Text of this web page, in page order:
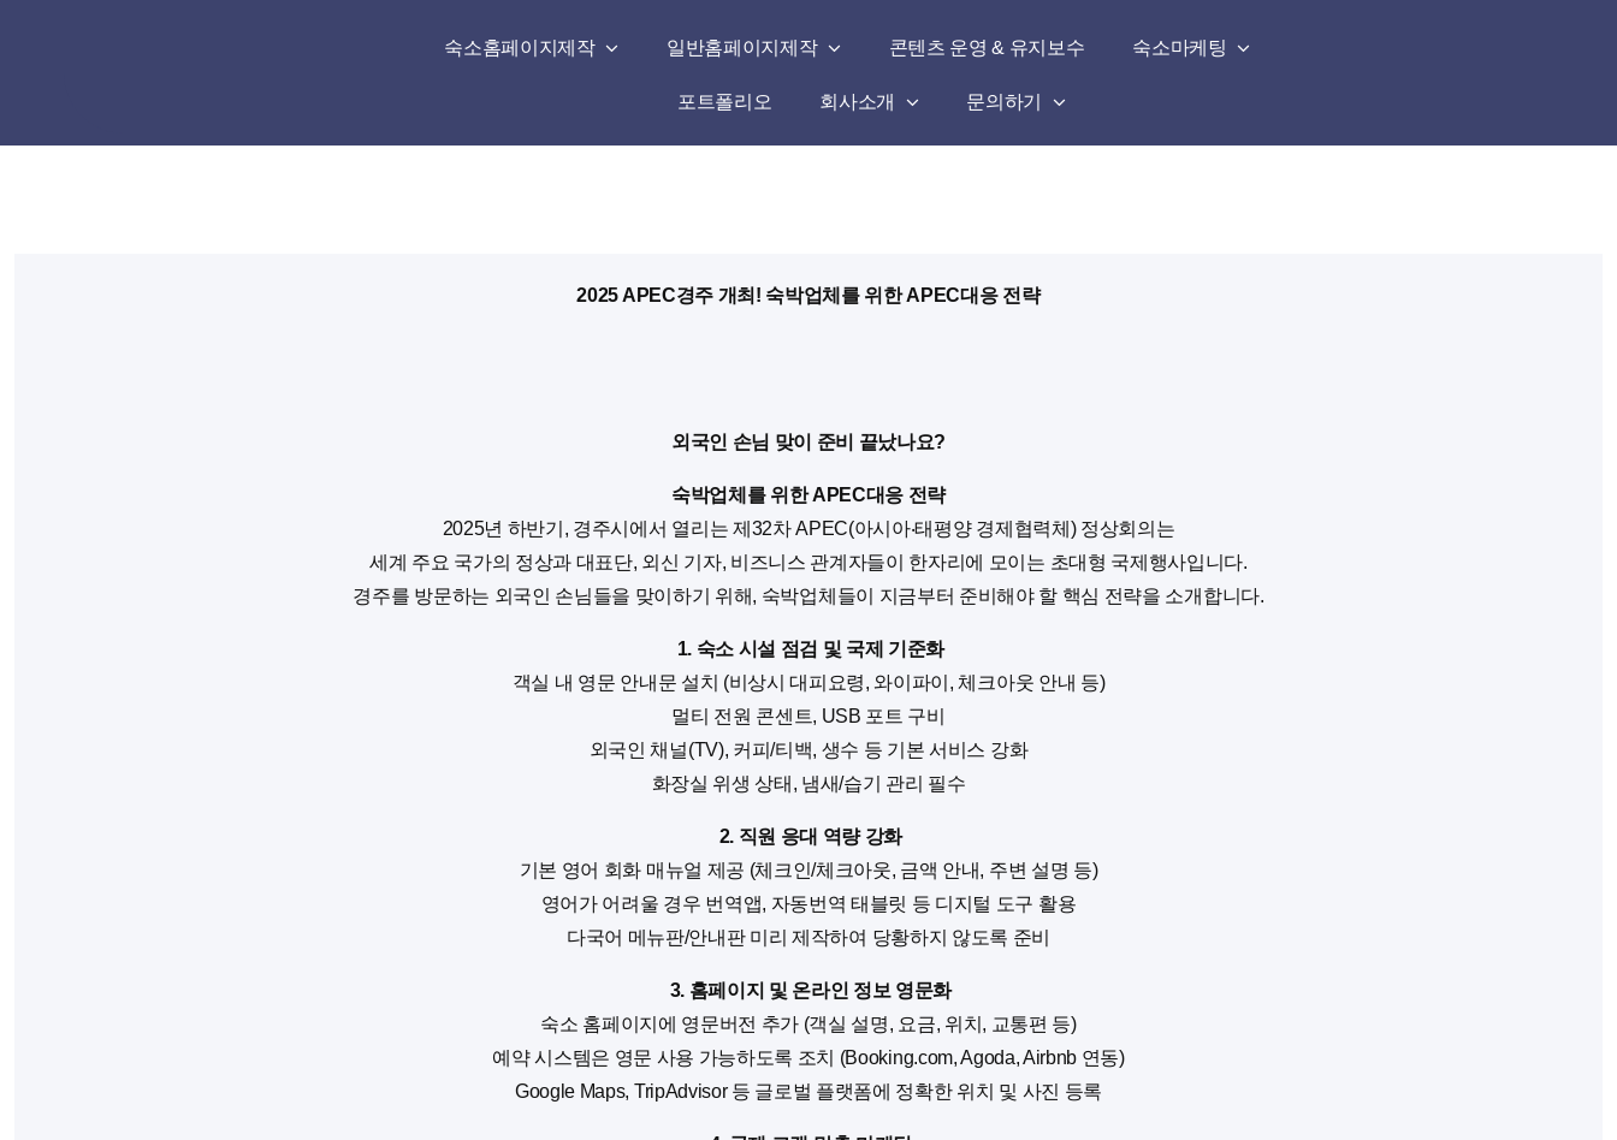
숙소홈페이지제작 일반홈페이지제작 콘텐츠 운영 & 유지보수 숙소마케팅
포트폴리오 회사소개 문의하기
2025 APEC경주 개최! 숙박업체를 위한 APEC대응 전략
외국인 손님 맞이 준비 끝났나요?
숙박업체를 위한 APEC대응 전략
2025년 하반기, 경주시에서 열리는 제32차 APEC(아시아‧태평양 경제협력체) 정상회의는
세계 주요 국가의 정상과 대표단, 외신 기자, 비즈니스 관계자들이 한자리에 모이는 초대형 국제행사입니다.
경주를 방문하는 외국인 손님들을 맞이하기 위해, 숙박업체들이 지금부터 준비해야 할 핵심 전략을 소개합니다.
1. 숙소 시설 점검 및 국제 기준화
객실 내 영문 안내문 설치 (비상시 대피요령, 와이파이, 체크아웃 안내 등)
멀티 전원 콘센트, USB 포트 구비
외국인 채널(TV), 커피/티백, 생수 등 기본 서비스 강화
화장실 위생 상태, 냄새/습기 관리 필수
2. 직원 응대 역량 강화
기본 영어 회화 매뉴얼 제공 (체크인/체크아웃, 금액 안내, 주변 설명 등)
영어가 어려울 경우 번역앱, 자동번역 태블릿 등 디지털 도구 활용
다국어 메뉴판/안내판 미리 제작하여 당황하지 않도록 준비
3. 홈페이지 및 온라인 정보 영문화
숙소 홈페이지에 영문버전 추가 (객실 설명, 요금, 위치, 교통편 등)
예약 시스템은 영문 사용 가능하도록 조치 (Booking.com, Agoda, Airbnb 연동)
Google Maps, TripAdvisor 등 글로벌 플랫폼에 정확한 위치 및 사진 등록